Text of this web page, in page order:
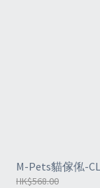
M-Pets貓傢俬-
HK$568.00